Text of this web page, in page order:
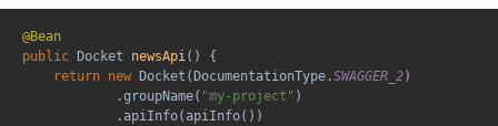
@Bean
public Docket newsApi() {
return new Docket(DocumentationType.SWAGGER_2)
            .groupName(
"my-project" )
            .apiInfo(apiInfo())